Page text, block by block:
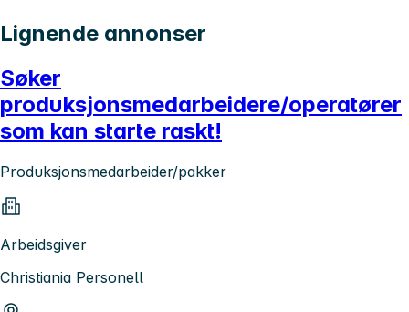
Lignende annonser
Søker
produksjonsmedarbeidere/operatører
som kan starte raskt!
Produksjonsmedarbeider/pakker
Arbeidsgiver
Christiania Personell